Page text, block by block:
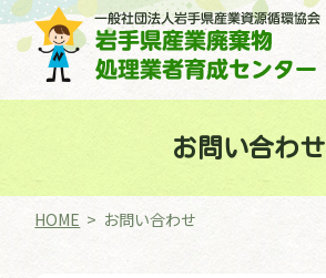
お問い合わせ
HOME お問い合わせ